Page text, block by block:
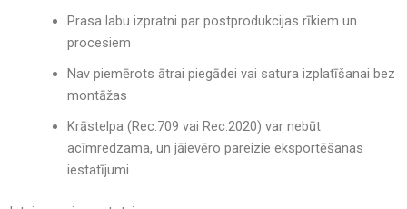
Prasa labu izpratni par postprodukcijas rīkiem un
procesiem
Nav piemērots ātrai piegādei vai satura izplatīšanai bez
montāžas
Krāstelpa (Rec.709 vai Rec.2020) var nebūt
acīmredzama, un jāievēro pareizie eksportēšanas
iestatījumi